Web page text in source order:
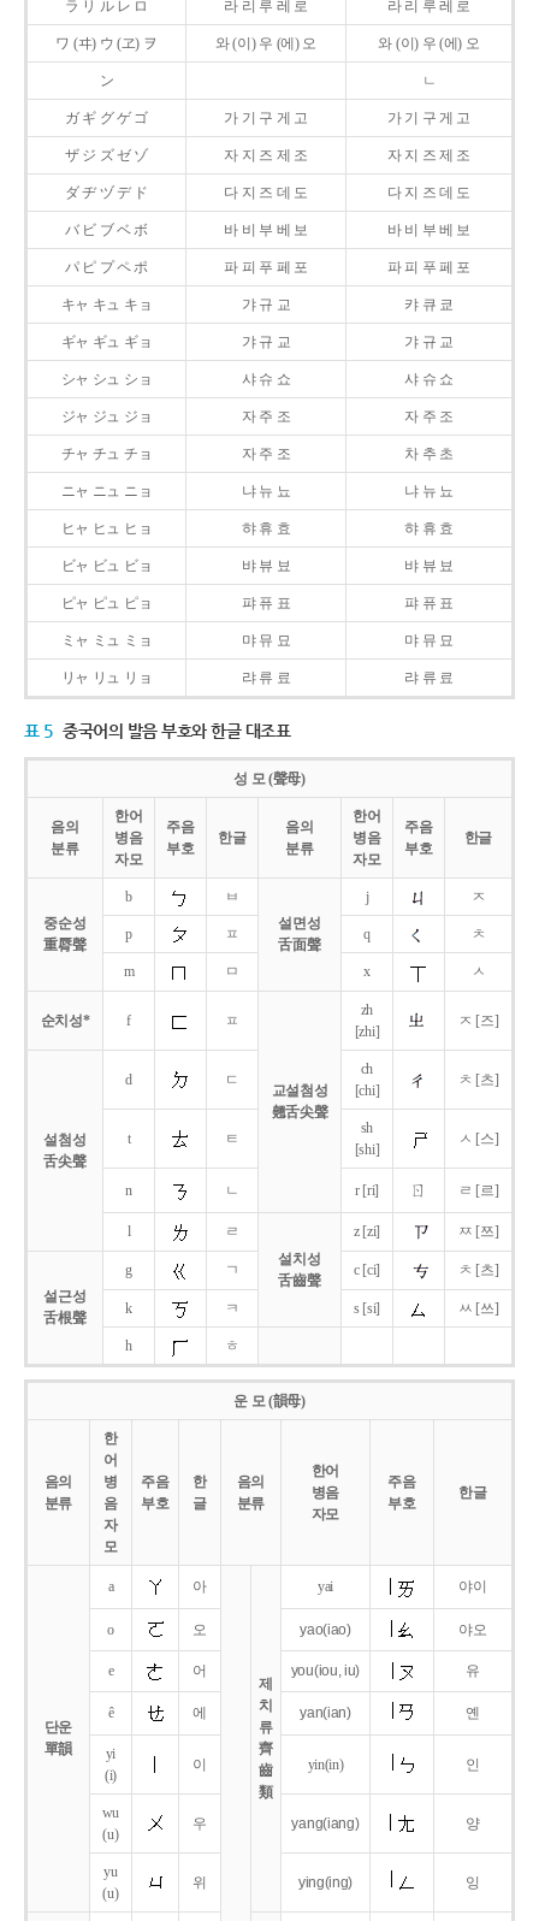
ラ リ ル レ ロ 라 리 루 레 로 라 리 루 레 로
ワ (ヰ) ウ (ヱ) ヲ 와 (이) 우 (에) 오 와 (이) 우 (에) 오
ン ㄴ
ガ ギ グ ゲ ゴ 가 기 구 게 고 가 기 구 게 고
ザ ジ ズ ゼ ゾ 자 지 즈 제 조 자 지 즈 제 조
ダ ヂ ヅ デ ド 다 지 즈 데 도 다 지 즈 데 도
バ ビ ブ ベ ボ 바 비 부 베 보 바 비 부 베 보
パ ピ プ ペ ポ 파 피 푸 페 포 파 피 푸 페 포
キャ キュ キョ 갸 규 교 캬 큐 쿄
ギャ ギュ ギョ 갸 규 교 갸 규 교
シャ シュ ショ 샤 슈 쇼 샤 슈 쇼
ジャ ジュ ジョ 자 주 조 자 주 조
チャ チュ チョ 자 주 조 차 추 초
ニャ ニュ ニョ 냐 뉴 뇨 냐 뉴 뇨
ヒャ ヒュ ヒョ 햐 휴 효 햐 휴 효
ビャ ビュ ビョ 뱌 뷰 뵤 뱌 뷰 뵤
ピャ ピュ ピョ 퍄 퓨 표 퍄 퓨 표
ミャ ミュ ミョ 먀 뮤 묘 먀 뮤 묘
リャ リュ リョ 랴 류 료 랴 류 료
표 5 중국어의 발음 부호와 한글 대조표
성 모 (聲母)
음의
분류
한어
병음
자모
주음
부호
한글
음의
분류
한어
병음
자모
주음
부호
한글
중순성
重脣聲
b
ㅂ
설면성
舌面聲
j ㅈ
p ㅍ q ㅊ
m ㅁ x ㅅ
순치성* f ㅍ
교설첨성
翹舌尖聲
zh
[zhi]
ㅈ [즈]
설첨성
舌尖聲
d ㄷ
ch
[chi]
ㅊ [츠]
t ㅌ
sh
[shi]
ㅅ [스]
n ㄴ r [ri] ㄖ ㄹ [르]
l
ㄹ
설치성
舌齒聲
z [zi] ㅉ [쯔]
설근성
舌根聲
g ㄱ c [ci] ㅊ [츠]
k ㅋ s [si] ㅆ [쓰]
h ㅎ
운 모 (韻母)
음의
분류
한
어
병
음
자
모
주음
부호
한
글
음의
분류
한어
병음
자모
주음
부호
한글
단운
單韻
a 아
제
치
류
齊
齒
類
yai 야이
o 오 yao(iao) 야오
e 어 you(iou,iu) 유
ê 에 yan(ian) 옌
yi
(i)
이 yin(in) 인
wu
(u)
우 yang(iang) 양
yu
(u)
위 ying(ing) 잉